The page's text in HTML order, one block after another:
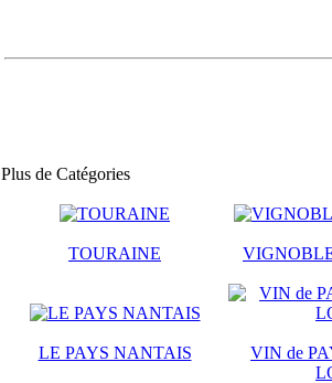
Plus de Catégories
TOURAINE
LE PAYS NANTAIS
VIN de